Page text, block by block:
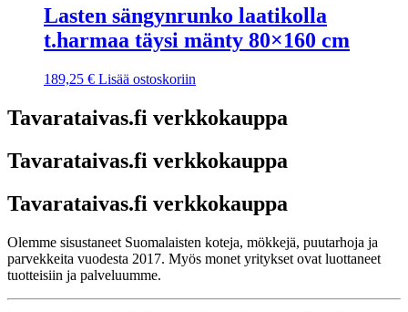
Lasten sängynrunko laatikolla
t.harmaa täysi mänty 80×160 cm
189,25 € Lisää ostoskoriin
Tavarataivas.fi verkkokauppa
Tavarataivas.fi verkkokauppa
Tavarataivas.fi verkkokauppa
Olemme sisustaneet Suomalaisten koteja, mökkejä, puutarhoja ja
parvekkeita vuodesta 2017. Myös monet yritykset ovat luottaneet
tuotteisiin ja palveluumme.